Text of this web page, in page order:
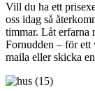
Vill du ha ett
oss idag så
timmar. Låt erfarna
Fornudden – för ett
maila eller skicka